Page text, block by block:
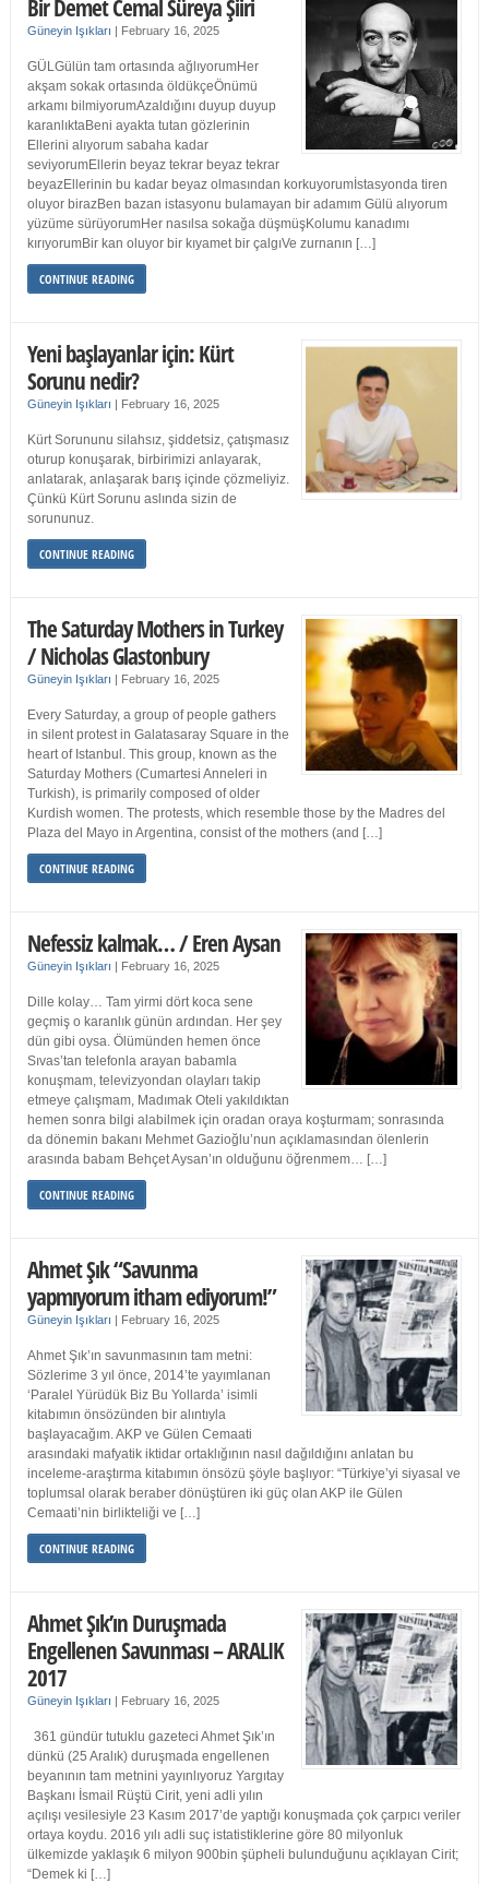
Bir Demet Cemal Süreya Şiiri
Güneyin Işıkları | February 16, 2025
GÜLGülün tam ortasında ağlıyorumHer
akşam sokak ortasında öldükçeÖnümü
arkamı bilmiyorumAzaldığını duyup duyup
karanlıktaBeni ayakta tutan gözlerinin
Ellerini alıyorum sabaha kadar
seviyorumEllerin beyaz tekrar beyaz tekrar
beyazEllerinin bu kadar beyaz olmasından korkuyorumİstasyonda tiren
oluyor birazBen bazan istasyonu bulamayan bir adamım Gülü alıyorum
yüzüme sürüyorumHer nasılsa sokağa düşmüşKolumu kanadımı
kırıyorumBir kan oluyor bir kıyamet bir çalgıVe zurnanın […]
CONTINUE READING
Yeni başlayanlar için: Kürt
Sorunu nedir?
Güneyin Işıkları | February 16, 2025
Kürt Sorununu silahsız, şiddetsiz, çatışmasız
oturup konuşarak, birbirimizi anlayarak,
anlatarak, anlaşarak barış içinde çözmeliyiz.
Çünkü Kürt Sorunu aslında sizin de
sorununuz.
CONTINUE READING
The Saturday Mothers in Turkey
/ Nicholas Glastonbury
Güneyin Işıkları | February 16, 2025
Every Saturday, a group of people gathers
in silent protest in Galatasaray Square in the
heart of Istanbul. This group, known as the
Saturday Mothers (Cumartesi Anneleri in
Turkish), is primarily composed of older
Kurdish women. The protests, which resemble those by the Madres del
Plaza del Mayo in Argentina, consist of the mothers (and […]
CONTINUE READING
Nefessiz kalmak… / Eren Aysan
Güneyin Işıkları | February 16, 2025
Dille kolay… Tam yirmi dört koca sene
geçmiş o karanlık günün ardından. Her şey
dün gibi oysa. Ölümünden hemen önce
Sıvas’tan telefonla arayan babamla
konuşmam, televizyondan olayları takip
etmeye çalışmam, Madımak Oteli yakıldıktan
hemen sonra bilgi alabilmek için oradan oraya koşturmam; sonrasında
da dönemin bakanı Mehmet Gazioğlu’nun açıklamasından ölenlerin
arasında babam Behçet Aysan’ın olduğunu öğrenmem… […]
CONTINUE READING
Ahmet Şık “Savunma
yapmıyorum itham ediyorum!”
Güneyin Işıkları | February 16, 2025
Ahmet Şık’ın savunmasının tam metni:
Sözlerime 3 yıl önce, 2014’te yayımlanan
‘Paralel Yürüdük Biz Bu Yollarda’ isimli
kitabımın önsözünden bir alıntıyla
başlayacağım. AKP ve Gülen Cemaati
arasındaki mafyatik iktidar ortaklığının nasıl dağıldığını anlatan bu
inceleme-araştırma kitabımın önsözü şöyle başlıyor: “Türkiye’yi siyasal ve
toplumsal olarak beraber dönüştüren iki güç olan AKP ile Gülen
Cemaati’nin birlikteliği ve […]
CONTINUE READING
Ahmet Şık’ın Duruşmada
Engellenen Savunması – ARALIK
2017
Güneyin Işıkları | February 16, 2025
361 gündür tutuklu gazeteci Ahmet Şık’ın
dünkü (25 Aralık) duruşmada engellenen
beyanının tam metnini yayınlıyoruz Yargıtay
Başkanı İsmail Rüştü Cirit, yeni adli yılın
açılışı vesilesiyle 23 Kasım 2017’de yaptığı konuşmada çok çarpıcı veriler
ortaya koydu. 2016 yılı adli suç istatistiklerine göre 80 milyonluk
ülkemizde yaklaşık 6 milyon 900bin şüpheli bulunduğunu açıklayan Cirit;
“Demek ki […]